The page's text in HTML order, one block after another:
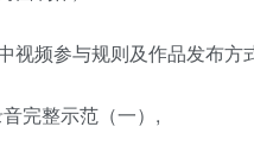
视频参与规则及作品发布方
完整示范（一）,